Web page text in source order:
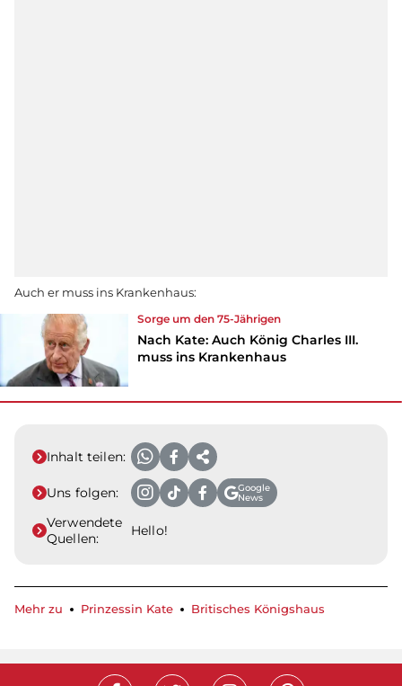
Auch er muss ins Krankenhaus:
Sorge um den 75-Jährigen
Nach Kate: Auch König Charles III.
muss ins Krankenhaus
Inhalt teilen:
Uns folgen:
Google
News
Verwendete
Quellen:
Hello!
Mehr zu Prinzessin Kate Britisches Königshaus